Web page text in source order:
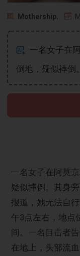
Mothership.
一名女子在
倒地，疑似摔倒。
一名女子在阿莫
疑似摔倒。其身
报道，她无法自
午3点左右，地点
间。一名目击者
在地上，头部流